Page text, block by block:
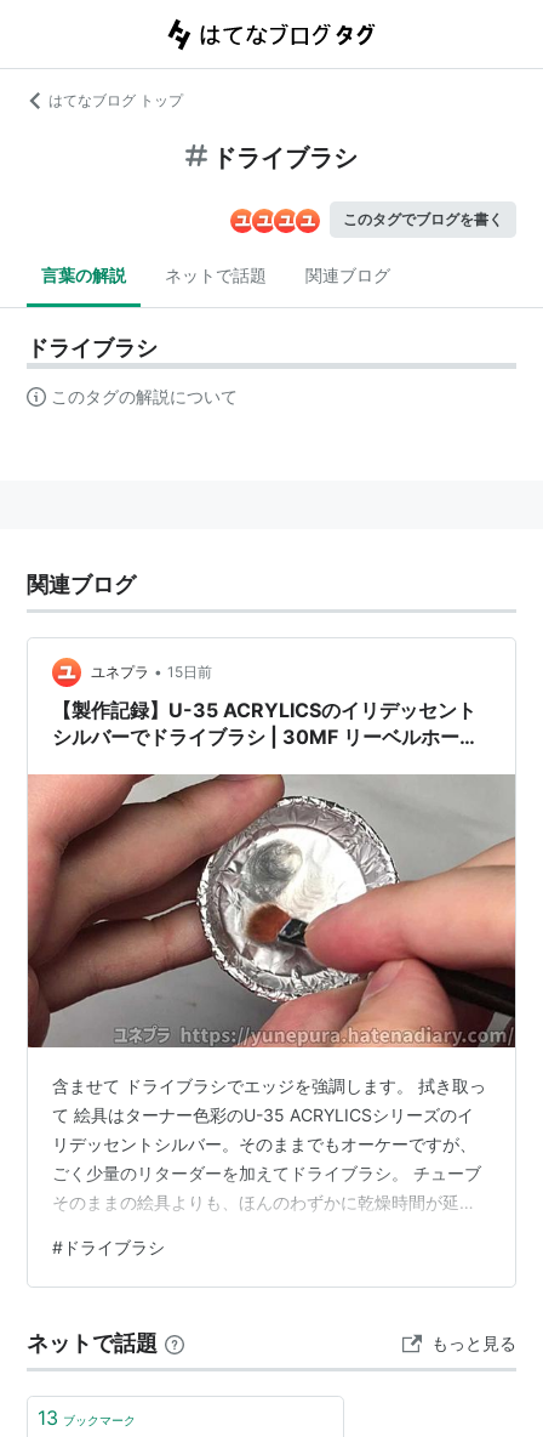
はてなブログ トップ
ドライブラシ
このタグでブログを書く
言葉の解説 ネットで話題 関連ブログ
ドライブラシ
このタグの解説について
関連ブログ
ユネプラ • 15日前
【製作記録】U-35 ACRYLICSのイリデッセント
シルバーでドライブラシ | 30MF リーベルホーリ
含ませて ドライブラシでエッジを強調します。 拭き取っ
て 絵具はターナー色彩のU-35 ACRYLICSシリーズのイ
リデッセントシルバー。そのままでもオーケーですが、
ごく少量のリターダーを加えてドライブラシ。 チューブ
そのままの絵具よりも、ほんのわずかに乾燥時間が延
を重ねて、重ねて…。 ドライブラシが終わりました！ タ
ーナー色彩(Turner Color) U-35アクリリックス イリデッ
Color)Amazon ターナー色彩(Turner Color) メディウム
U-3…
# ドライブラシ
ネットで話題 もっと見る
13 ブックマーク